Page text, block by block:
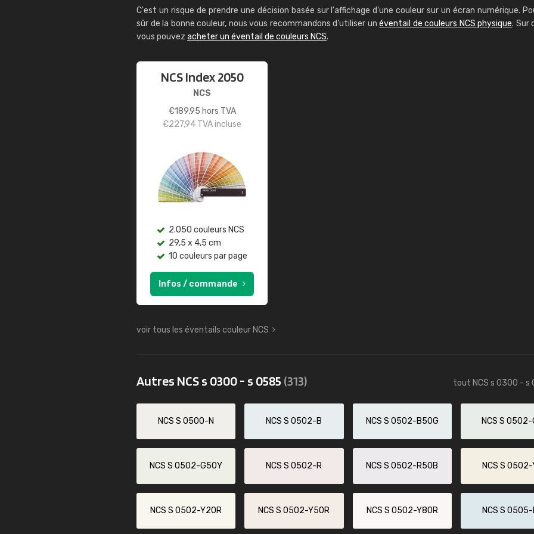
C'est un risque de prendre une décision basée sur l'affichage d'une couleur sur un écran numérique.
sûr de la bonne couleur, nous vous recommandons d'utiliser unéventail de couleurs NCS physique. Sur
vous pouvez acheter un éventail de couleurs NCS.
NCS Index 2050
NCS
€189,95 hors TVA
€227,94 TVA incluse
2.050 couleurs NCS
29,5 x 4,5 cm
10 couleurs par page
Infos / commande
voir tous les éventails couleur NCS
Autres NCS s 0300 - s 0585 (313) tout NCS s 0300 - s
NCS S 0500-N NCS S 0502-B NCS S 0502-B50G NCS S 0502-
NCS S 0502-G50Y NCS S 0502-R NCS S 0502-R50B NCS S 0502-
NCS S 0502-Y20R NCS S 0502-Y50R NCS S 0502-Y80R NCS S 0505-